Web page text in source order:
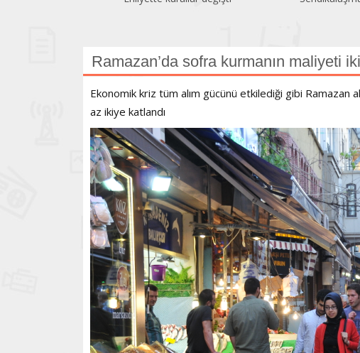
Ramazan’da sofra kurmanın maliyeti
Ekonomik kriz tüm alım gücünü etkilediği gibi Ramazan
az ikiye katlandı